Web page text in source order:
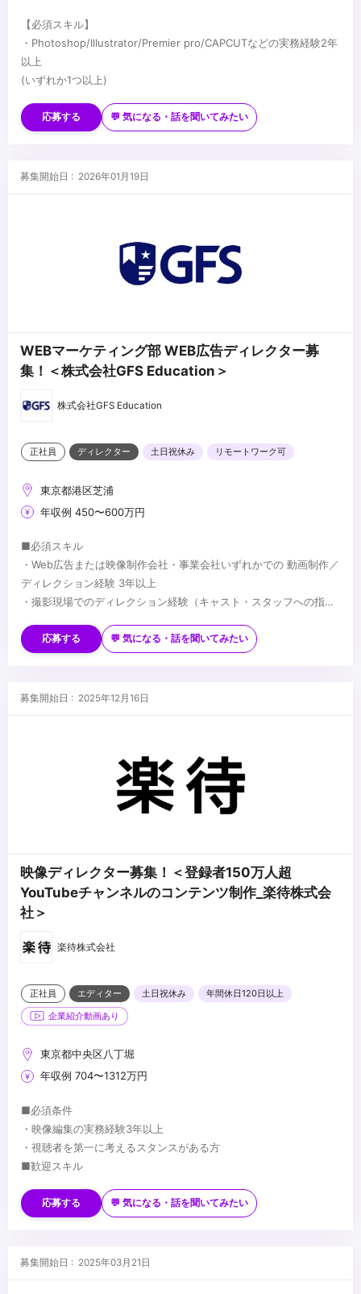
【必須スキル】
・Photoshop/Illustrator/Premier pro/CAPCUTなどの実務経験2年
以上
(いずれか1つ以上)
・SNS(Instagram/TikTok)を日常的に利用する方
・美容・コスメ分野への高い興味
・自分のデザインを通して世の中に商品を売る仕事をしたい方
・チームで協働し、目標達成に向けて主体的に行動できる方
・好奇心が強く探求心の強い方
・撮影や動画編集の好きな方
...
応募する 💬 気になる・話を聞いてみたい
募集開始日 : 2026年01月19日
WEBマーケティング部 WEB広告ディレクター募
集！＜株式会社GFS Education＞
株式会社GFS Education
正社員 ディレクター 土日祝休み リモートワーク可
東京都港区芝浦
年収例 450〜600万円
■必須スキル
・Web広告または映像制作会社・事業会社いずれかでの 動画制作／
ディレクション経験 3年以上
・撮影現場でのディレクション経験（キャスト・スタッフへの指示
・編集者や制作会社への 編集指示・フィードバック の経験
・YouTubeの企画立案、台本作成、編集経験
・金融・教育・オンラインスクールなど無形商材の広告企画/制作経
験
・広告バナー/LPの企画、PDCA経験
...
応募する 💬 気になる・話を聞いてみたい
募集開始日 : 2025年12月16日
映像ディレクター募集！＜登録者150万人超
YouTubeチャンネルのコンテンツ制作_楽待株式会
社＞
楽待株式会社
正社員 エディター 土日祝休み
年間休日120日以上
企業紹介動画あり
東京都中央区八丁堀
年収例 704〜1312万円
■必須条件
・映像編集の実務経験3年以上
・視聴者を第一に考えるスタンスがある方
■歓迎スキル
・After Effects の操作ができる方
・プロデューサー、TV番組ディレクター、CMディレクターなどの
・撮影やデザイン（ロゴ制作など）の経験
応募する 💬 気になる・話を聞いてみたい
募集開始日 : 2025年03月21日